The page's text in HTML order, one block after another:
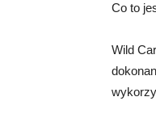
Co to
Wild